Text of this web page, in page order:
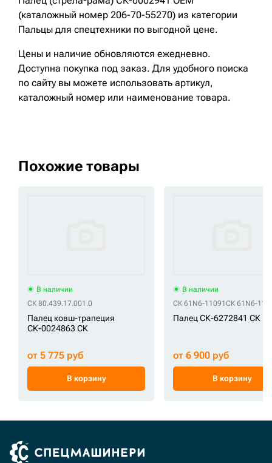
(каталожный номер 206-70-55270) из категории
Пальцы для спецтехники по выгодной цене.
Цены и наличие обновляются ежедневно.
Доступна покупка под заказ. Для удобного поиска
по сайту вы можете использовать артикул,
каталожный номер или наименование товара.
Похожие товары
В наличии
СК 80.439.17.001.0
Палец ковш-трапеция
СК-0024863 СК
от 5 775 руб
В корзину
В наличии
СК 61N6-11091 СК 61N6-
Палец СК-6272841 СК
от 6 900 руб
В корзину